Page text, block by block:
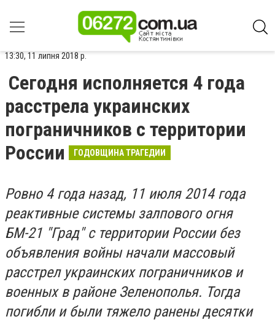
13:30, 11 липня 2018 р.
Сегодня исполняется 4 года
расстрела украинских
пограничников с территории
России
ГОДОВЩИНА ТРАГЕДИИ
Ровно 4 года назад, 11 июля 2014 года
реактивные системы залпового огня
БМ-21 "Град" с территории России без
объявления войны начали массовый
расстрел украинских пограничников и
военных в районе Зеленополья. Тогда
погибли и были тяжело ранены десятки